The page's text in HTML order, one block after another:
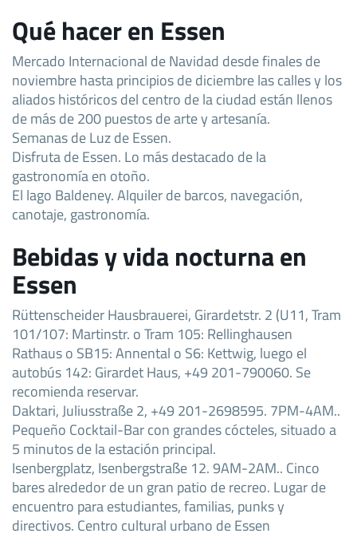
Qué hacer en Essen
Mercado Internacional de Navidad desde finales de
noviembre hasta principios de diciembre las calles y los
aliados históricos del centro de la ciudad están llenos
de más de 200 puestos de arte y artesanía.
Semanas de Luz de Essen.
Disfruta de Essen. Lo más destacado de la
gastronomía en otoño.
El lago Baldeney. Alquiler de barcos, navegación,
canotaje, gastronomía.
Bebidas y vida nocturna en
Essen
Rüttenscheider Hausbrauerei, Girardetstr. 2 (U11, Tram
101/107: Martinstr. o Tram 105: Rellinghausen
Rathaus o SB15: Annental o S6: Kettwig, luego el
autobús 142: Girardet Haus, +49 201-790060. Se
recomienda reservar.
Daktari, Juliusstraße 2, +49 201-2698595. 7PM-4AM..
Pequeño Cocktail-Bar con grandes cócteles, situado a
5 minutos de la estación principal.
Isenbergplatz, Isenbergstraße 12. 9AM-2AM.. Cinco
bares alrededor de un gran patio de recreo. Lugar de
encuentro para estudiantes, familias, punks y
directivos. Centro cultural urbano de Essen